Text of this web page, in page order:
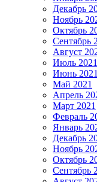
Декабрь
Ноябрь
Октябрь
Сентябрь
Август
Июль 2021
Июнь 2021
Май 2021
Апрель
Март 2021
Февраль
Январь
Декабрь
Ноябрь
Октябрь
Сентябрь